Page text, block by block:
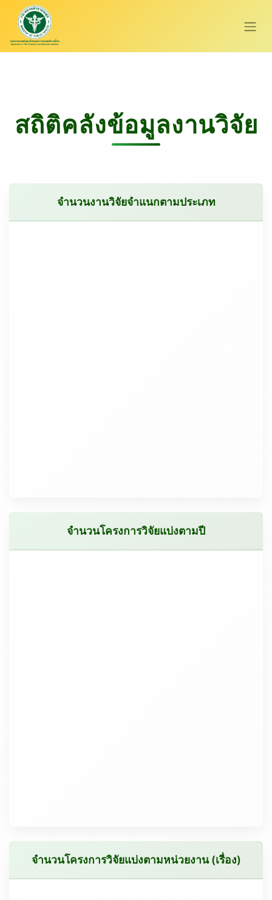
สถิติคลังข้อมูลงานวิจัย
จำนวนงานวิจัยจำแนกตามประเภท
จำนวนโครงการวิจัยแบ่งตามปี
จำนวนโครงการวิจัยแบ่งตามหน่วยงาน (เรื่อง)